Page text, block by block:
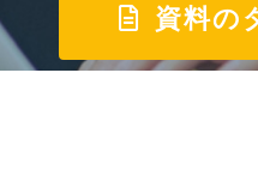
資料の